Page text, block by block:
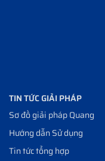
TIN TỨC GIẢI PHÁP
Sơ đồ giải pháp Quang
Hướng dẫn Sử dụng
Tin tức tổng hợp